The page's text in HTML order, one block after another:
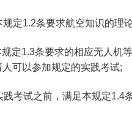
规定1.2条要求航空知识的理
定1.3条要求的相应无人机
可以参加规定的实践考试;
践考试之前，满足本规定1.4